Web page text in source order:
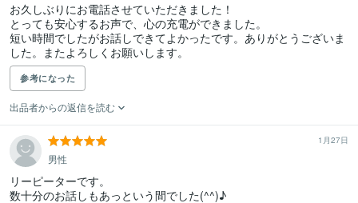
お久しぶりにお電話させていただきました！
とっても安心するお声で、心の充電ができました。
短い時間でしたがお話しできてよかったです。ありがとうございま
した。またよろしくお願いします。
参考になった
出品者からの返信を読む
1月27日
男性
リーピーターです。
数十分のお話しもあっという間でした(^^)♪